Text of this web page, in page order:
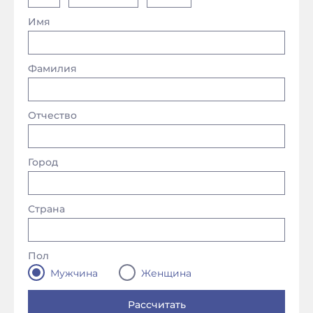
Имя
Фамилия
Отчество
Страна
Город
Пол
Мужчина
Женщина